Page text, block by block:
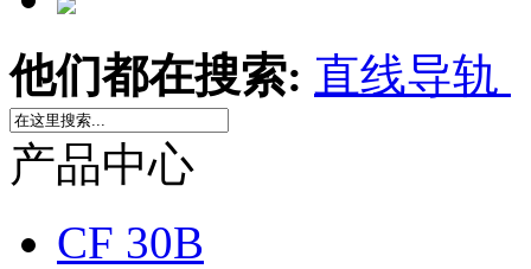
他们都在搜索: 直线导轨
产品中心
CF 30B